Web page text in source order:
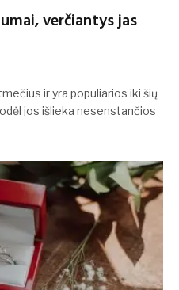
verčiantys jas
ir yra populiarios iki šių
jos išlieka nesenstančios